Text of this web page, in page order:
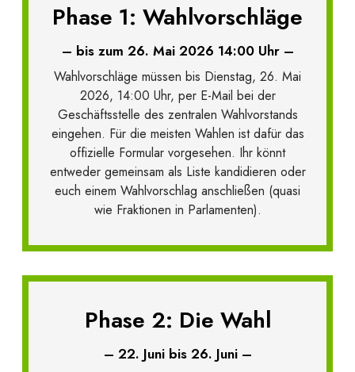
Phase 1: Wahlvorschläge
– bis zum 26. Mai 2026 14:00 Uhr –
Wahlvorschläge müssen bis Dienstag, 26. Mai
2026, 14:00 Uhr, per E-Mail bei der
Geschäftsstelle des zentralen Wahlvorstands
eingehen. Für die meisten Wahlen ist dafür das
offizielle Formular vorgesehen. Ihr könnt
entweder gemeinsam als Liste kandidieren oder
euch einem Wahlvorschlag anschließen (quasi
wie Fraktionen in Parlamenten).
Phase 2: Die Wahl
– 22. Juni bis 26. Juni –